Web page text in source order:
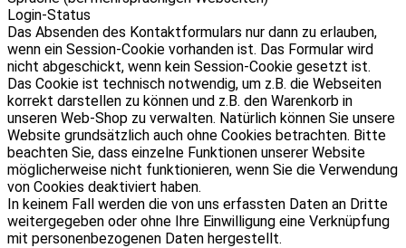
Login-Status
Das Absenden des Kontaktformulars nur dann zu erlauben,
wenn ein Session-Cookie vorhanden ist. Das Formular wird
nicht abgeschickt, wenn kein Session-Cookie gesetzt ist.
Das Cookie ist technisch notwendig, um z.B. die Webseiten
korrekt darstellen zu können und z.B. den Warenkorb in
unseren Web-Shop zu verwalten. Natürlich können Sie unsere
Website grundsätzlich auch ohne Cookies betrachten. Bitte
beachten Sie, dass einzelne Funktionen unserer Website
möglicherweise nicht funktionieren, wenn Sie die Verwendung
von Cookies deaktiviert haben.
In keinem Fall werden die von uns erfassten Daten an Dritte
weitergegeben oder ohne Ihre Einwilligung eine Verknüpfung
mit personenbezogenen Daten hergestellt.